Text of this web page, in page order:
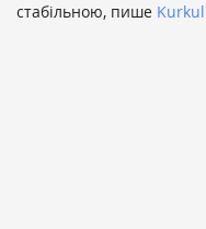
стабільною, пише